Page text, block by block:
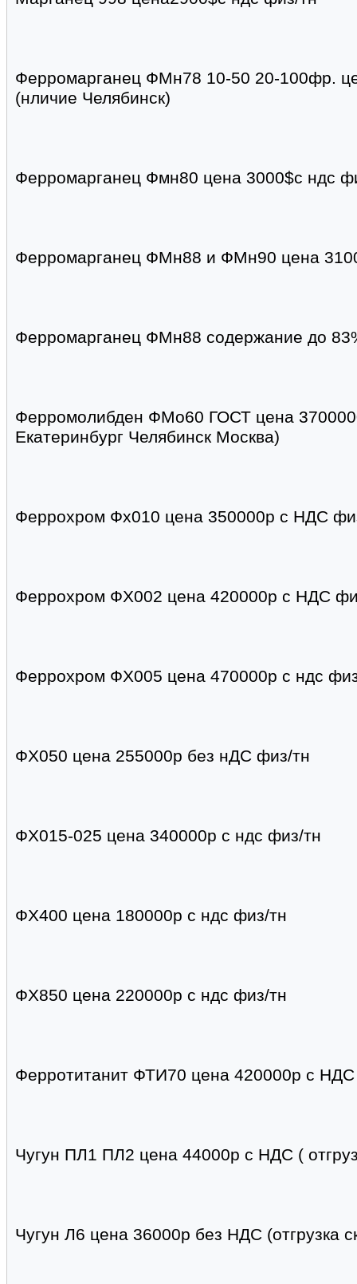
Ферромарганец ФМн78 10-50 20-100фр.
(нличие Челябинск)
Ферромарганец Фмн80 цена 3000$с ндс
Ферромарганец ФМн88 и ФМн90 цена
Ферромарганец ФМн88 содержание до
Ферромолибден ФМо60 ГОСТ цена
Екатеринбург Челябинск Москва)
Феррохром Фх010 цена 350000р с НДС
Феррохром ФХ002 цена 420000р с НДС
Феррохром ФХ005 цена 470000р с ндс
ФХ050 цена 255000р без нДС физ/тн
ФХ015-025 цена 340000р с ндс физ/тн
ФХ400 цена 180000р с ндс физ/тн
ФХ850 цена 220000р с ндс физ/тн
Ферротитанит ФТИ70 цена 420000р с НДС
Чугун ПЛ1 ПЛ2 цена 44000р с НДС (
Чугун Л6 цена 36000р без НДС (отгрузка